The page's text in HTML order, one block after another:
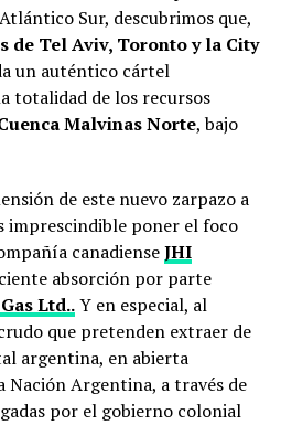
Sur, descubrimos que,
de Tel Aviv, Toronto y la City
un auténtico cártel
totalidad de los recursos
Malvinas Norte, bajo
de este nuevo zarpazo a
imprescindible poner el foco
canadienseJHI
absorción por parte
Ltd..Y en especial, al
que pretenden extraer de
argentina, en abierta
Nación Argentina, a través de
por el gobierno colonial